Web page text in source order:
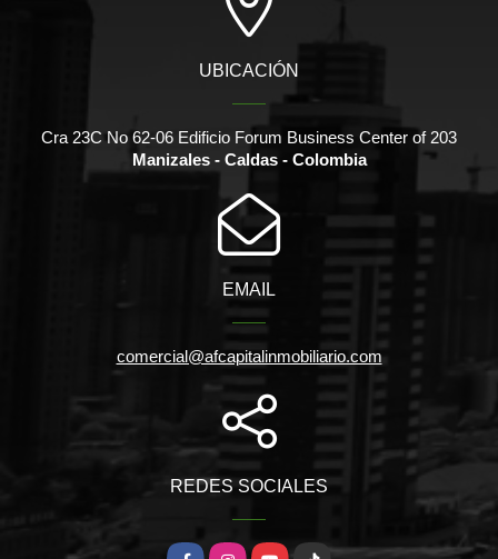
UBICACIÓN
Cra 23C No 62-06 Edificio Forum Business Center of 203
Manizales - Caldas - Colombia
EMAIL
comercial@afcapitalinmobiliario.com
REDES SOCIALES